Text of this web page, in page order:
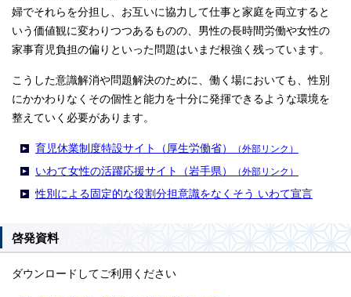
婦でそれらを分担し、お互いに協力して仕事と家庭を両立すると
いう価値観に変わりつつあるものの、男性の長時間労働や女性の
家事育児負担の偏りといった問題はいまだ根強く残っています。
こうした意識解消や問題解決のために、働く場においても、性別
にかかわりなくその個性と能力を十分に発揮できるような環境を
整えていく必要があります。
育児休業制度特設サイト（厚生労働省） （外部リンク）
いわて女性の活躍応援サイト（岩手県） （外部リンク）
性別による固定的な役割分担意識をなくそう いわて宣言
啓発資料
ダウンロードしてご利用ください